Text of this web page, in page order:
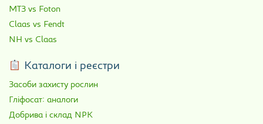
МТЗ vs Foton
Claas vs Fendt
NH vs Claas
Каталоги і реєстри
Засоби захисту рослин
Гліфосат: аналоги
Добрива і склад NPK